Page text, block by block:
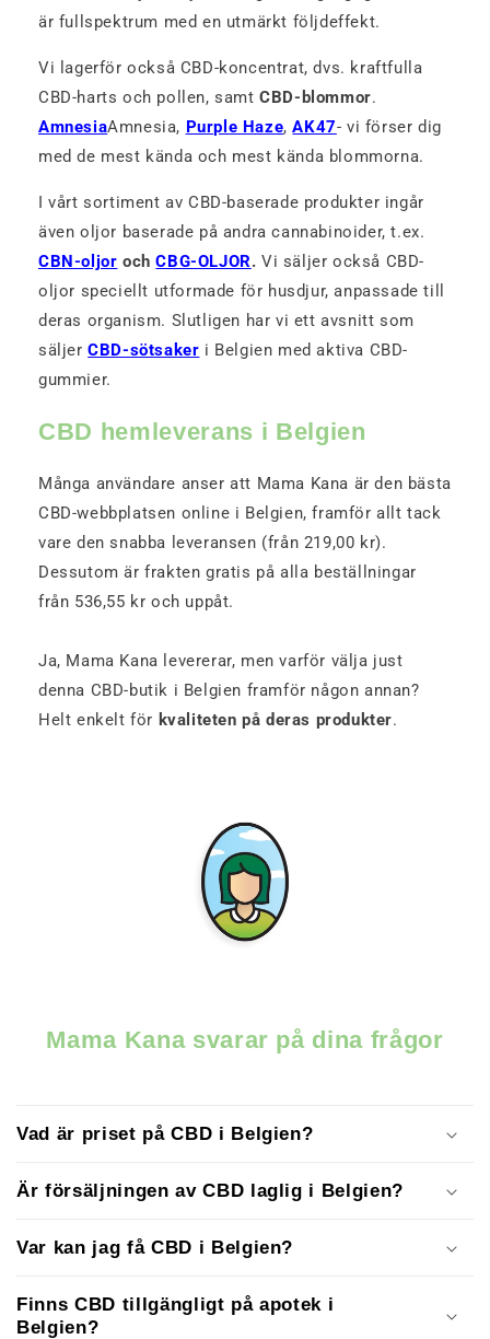
är fullspektrum med en utmärkt följdeffekt.
Vi lagerför också CBD-koncentrat, dvs. kraftfulla
CBD-harts och pollen, samtCBD-blommor.
AmnesiaAmnesia, Purple Haze,AK47- vi förser dig
med de mest kända och mest kända blommorna.
I vårt sortiment av CBD-baserade produkter ingår
även oljor baserade på andra cannabinoider, t.ex.
CBN-oljor ochCBG-OLJOR. Vi säljer också CBD-
oljor speciellt utformade för husdjur, anpassade till
deras organism. Slutligen har vi ett avsnitt som
säljerCBD-sötsaker i Belgien med aktiva CBD-
gummier.
CBD hemleverans i Belgien
Många användare anser att Mama Kana är den bästa
CBD-webbplatsen online i Belgien, framför allt tack
vare den snabba leveransen (från 219,00 kr).
Dessutom är frakten gratis på alla beställningar
från 536,55 kr och uppåt.
Ja, Mama Kana levererar, men varför välja just
denna CBD-butik i Belgien framför någon annan?
Helt enkelt för kvaliteten på deras produkter.
Mama Kana svarar på dina frågor
Vad är priset på CBD i Belgien?
Är försäljningen av CBD laglig i Belgien?
Var kan jag få CBD i Belgien?
Finns CBD tillgängligt på apotek i
Belgien?